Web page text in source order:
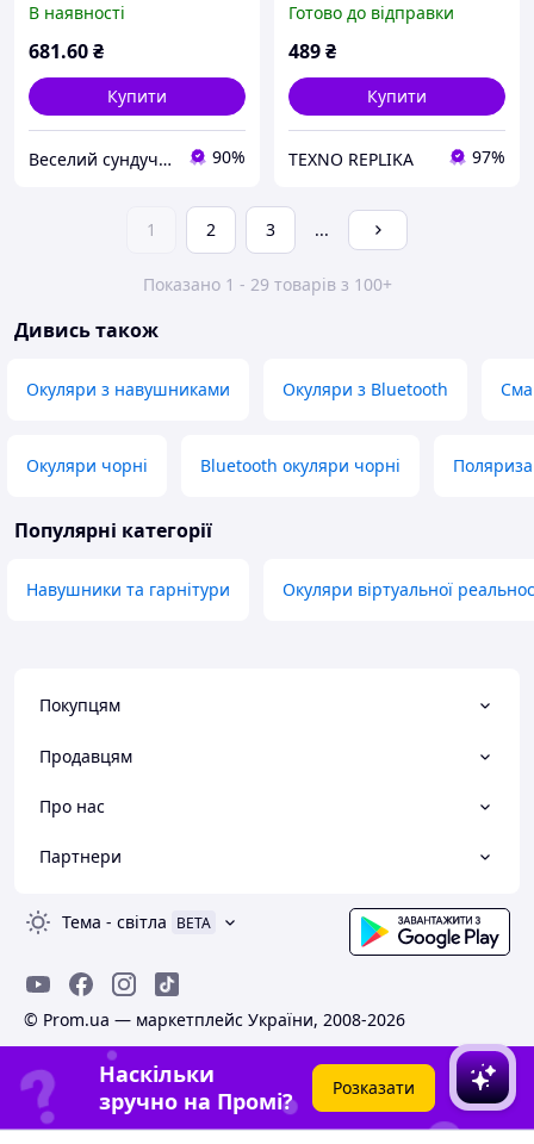
В наявності
681.60₴
Купити
Веселий сундучок 90%
із захистом від
ультрафіолетового
Готово до відправки
489₴
Купити
TEXNO REPLIKA 97%
1 2 3 ...
Показано 1 - 29 товарів з 100+
Дивись також
Окуляри з навушниками Окуляри з Bluetooth
Окуляри чорні Bluetooth окуляри чорні
Популярні категорії
Навушники та гарнітури Окуляри віртуальної
Покупцям
Продавцям
Про нас
Партнери
Тема - світла BETA
© Prom.ua — маркетплейс України, 2008-2026
Наскільки
зручно на Промі?
Розказати